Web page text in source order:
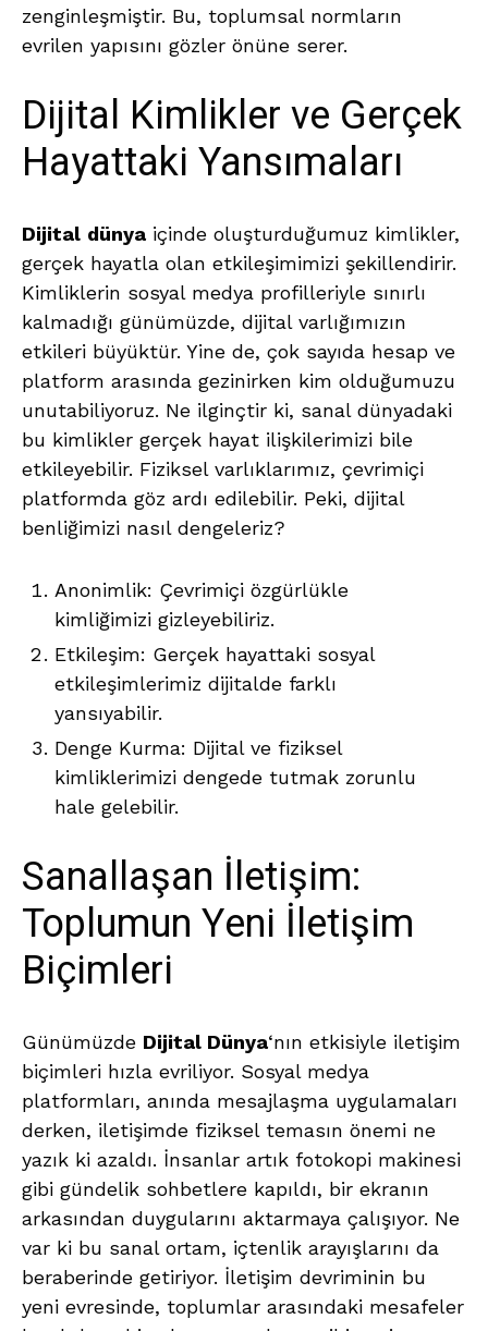
zenginleşmiştir. Bu, toplumsal normların
evrilen yapısını gözler önüne serer.
Dijital Kimlikler ve Gerçek
Hayattaki Yansımaları
Dijital dünya içinde oluşturduğumuz kimlikler,
gerçek hayatla olan etkileşimimizi şekillendirir.
Kimliklerin sosyal medya profilleriyle sınırlı
kalmadığı günümüzde, dijital varlığımızın
etkileri büyüktür. Yine de, çok sayıda hesap ve
platform arasında gezinirken kim olduğumuzu
unutabiliyoruz. Ne ilginçtir ki, sanal dünyadaki
bu kimlikler gerçek hayat ilişkilerimizi bile
etkileyebilir. Fiziksel varlıklarımız, çevrimiçi
platformda göz ardı edilebilir. Peki, dijital
benliğimizi nasıl dengeleriz?
Anonimlik: Çevrimiçi özgürlükle
kimliğimizi gizleyebiliriz.
Etkileşim: Gerçek hayattaki sosyal
etkileşimlerimiz dijitalde farklı
yansıyabilir.
Denge Kurma: Dijital ve fiziksel
kimliklerimizi dengede tutmak zorunlu
hale gelebilir.
Sanallaşan İletişim:
Toplumun Yeni İletişim
Biçimleri
Günümüzde Dijital Dünya‘nın etkisiyle iletişim
biçimleri hızla evriliyor. Sosyal medya
platformları, anında mesajlaşma uygulamaları
derken, iletişimde fiziksel temasın önemi ne
yazık ki azaldı. İnsanlar artık fotokopi makinesi
gibi gündelik sohbetlere kapıldı, bir ekranın
arkasından duygularını aktarmaya çalışıyor. Ne
var ki bu sanal ortam, içtenlik arayışlarını da
beraberinde getiriyor. İletişim devriminin bu
yeni evresinde, toplumlar arasındaki mesafeler